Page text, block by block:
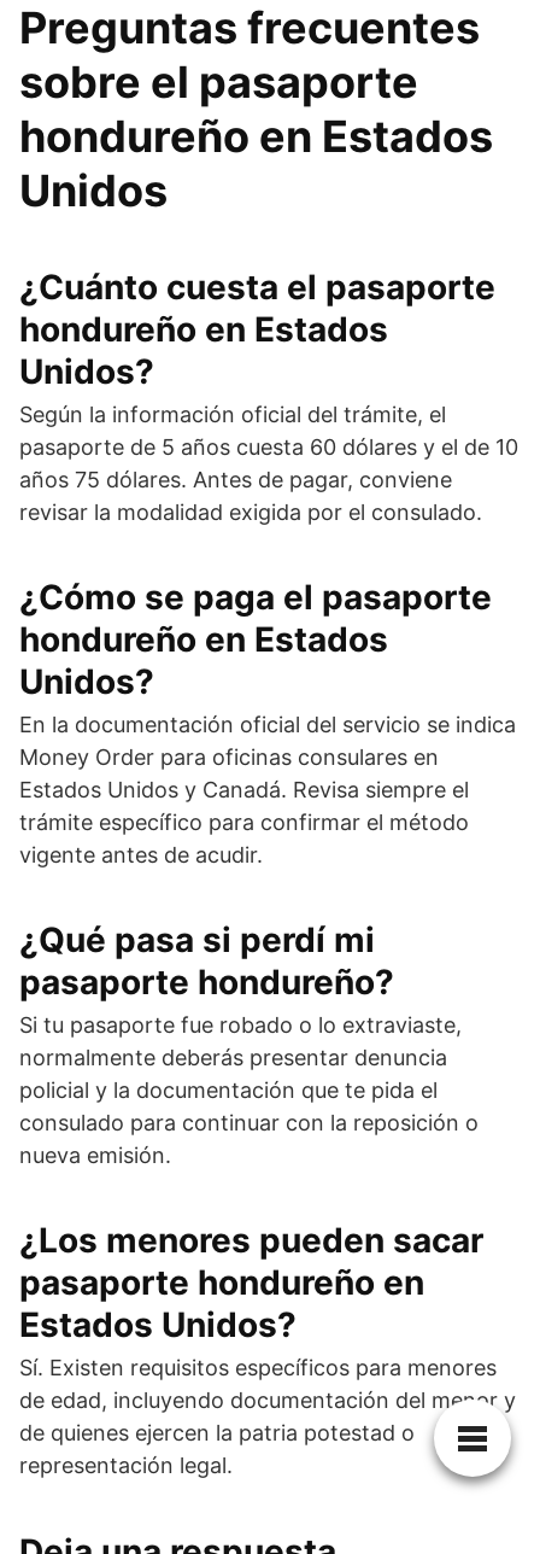
Preguntas frecuentes
sobre el pasaporte
hondureño en Estados
Unidos
¿Cuánto cuesta el pasaporte
hondureño en Estados
Unidos?
Según la información oficial del trámite, el
pasaporte de 5 años cuesta 60 dólares y el de 10
años 75 dólares. Antes de pagar, conviene
revisar la modalidad exigida por el consulado.
¿Cómo se paga el pasaporte
hondureño en Estados
Unidos?
En la documentación oficial del servicio se indica
Money Order para oficinas consulares en
Estados Unidos y Canadá. Revisa siempre el
trámite específico para confirmar el método
vigente antes de acudir.
¿Qué pasa si perdí mi
pasaporte hondureño?
Si tu pasaporte fue robado o lo extraviaste,
normalmente deberás presentar denuncia
policial y la documentación que te pida el
consulado para continuar con la reposición o
nueva emisión.
¿Los menores pueden sacar
pasaporte hondureño en
Estados Unidos?
Sí. Existen requisitos específicos para menores
de edad, incluyendo documentación del menor y
de quienes ejercen la patria potestad o
representación legal.